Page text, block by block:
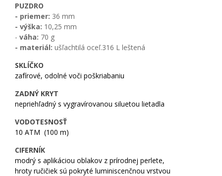
PUZDRO
- priemer: 36 mm
- výška: 10,25 mm
- váha: 70 g
- materiál: ušľachtilá oceľ.316 L leštená
SKLÍČKO
zafírové, odolné voči poškriabaniu
ZADNÝ KRYT
nepriehľadný s vygravírovanou siluetou lietadla
VODOTESNOSŤ
10 ATM (100 m)
CIFERNÍK
modrý s aplikáciou oblakov z prírodnej perlete,
hroty ručičiek sú pokryté luminiscenčnou vrstvou